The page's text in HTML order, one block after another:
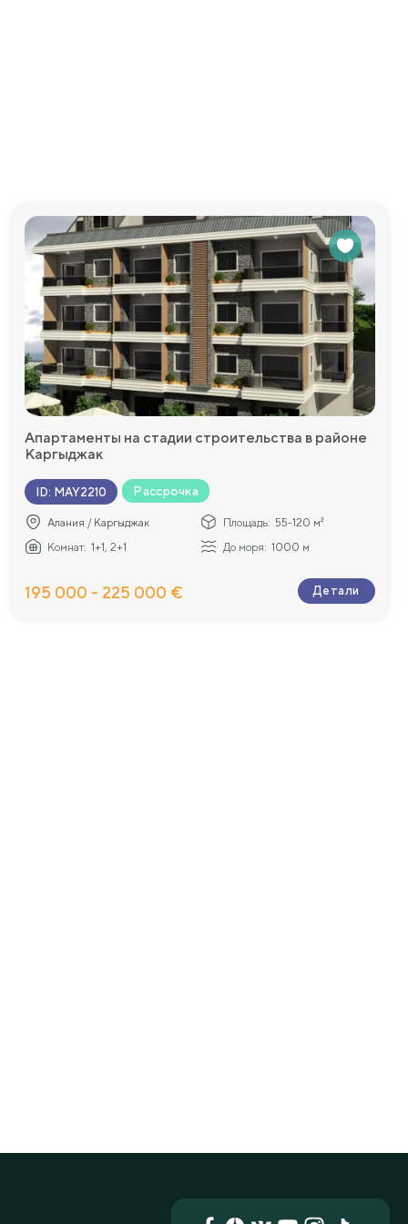
Апартаменты на стадии строительства в районе
Каргыджак
ID: MAY2210 Рассрочка
Алания / Каргыджак Площадь: 55-120 м²
Комнат: 1+1, 2+1 До моря: 1000 м
195 000 - 225 000 € Детали